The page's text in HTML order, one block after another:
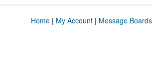
Home| My Account| Message Boards